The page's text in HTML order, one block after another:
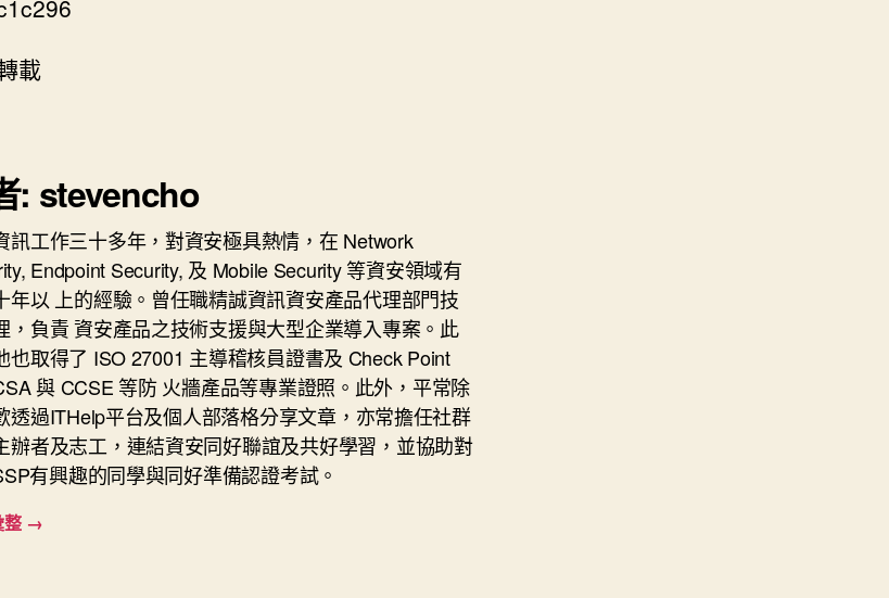
載
: stevencho
訊工作三十多年，對資安極具熱情，在 Network
Endpoint Security, 及 Mobile Security 等資安領域有
年以 上的經驗。曾任職精誠資訊資安產品代理部門技
，負責 資安產品之技術支援與大型企業導入專案。此
也取得了 ISO 27001 主導稽核員證書及 Check Point
與 CCSE 等防 火牆產品等專業證照。此外，平常除
透過ITHelp平台及個人部落格分享文章，亦常擔任社群
辦者及志工，連結資安同好聯誼及共好學習，並協助對
有興趣的同學與同好準備認證考試。
整 →